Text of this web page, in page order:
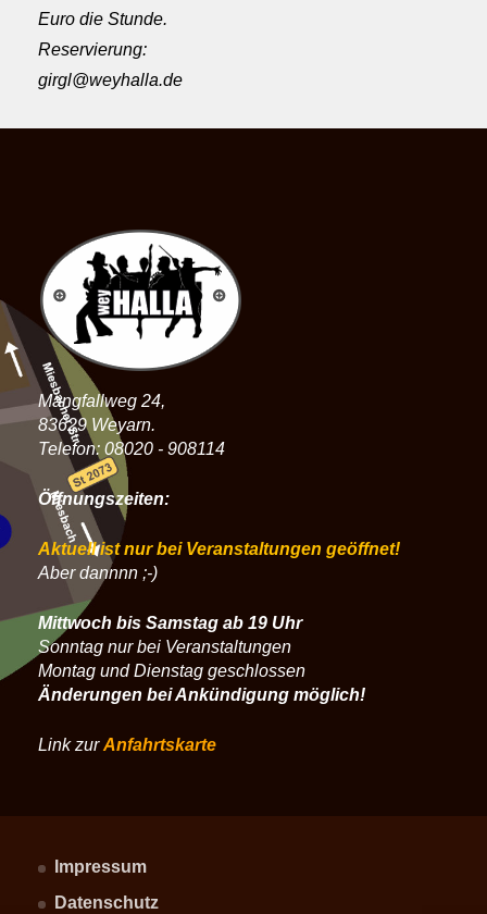
Euro die Stunde.
Reservierung:
girgl@weyhalla.de
Mangfallweg 24,
83629 Weyarn.
Telefon: 08020 - 908114
Öffnungszeiten:
Aktuell ist nur bei Veranstaltungen geöffnet!
Aber dannnn ;-)
Mittwoch bis Samstag ab 19 Uhr
Sonntag nur bei Veranstaltungen
Montag und Dienstag geschlossen
Änderungen bei Ankündigung möglich!
Link zurAnfahrtskarte
Impressum
Datenschutz